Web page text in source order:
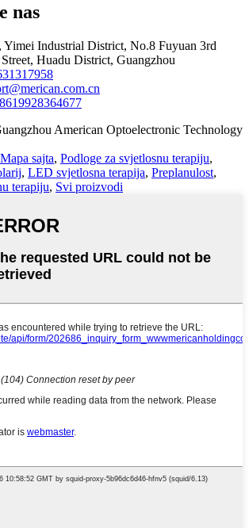
nas
Industrial District, No.8 Fuyuan 3rd
Huadu District, Guangzhou
American Optoelectronic Technology
Mapa sajta, Podloge za svjetlosnu terapiju,
, LED svjetlosna terapija, Preplanulost,
terapiju, Svi proizvodi